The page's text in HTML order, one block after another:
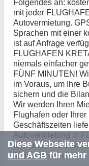
Folgendes an:
mit jeder
Autovermietung.
Sprachen mit einer
ist auf Anfrage
FLUGHAFEN
niemals einfacher
FÜNF MINUTEN!
im Voraus, um Ihre
sichern und die
Wir werden Ihren
Flughafen oder
Geschäftszeiten
Autovermietung in
und seien Sie ein
für loyale Kunden.
Diese Webseite
und AGB für mehr